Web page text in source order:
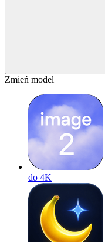
Zmień model
do 4K